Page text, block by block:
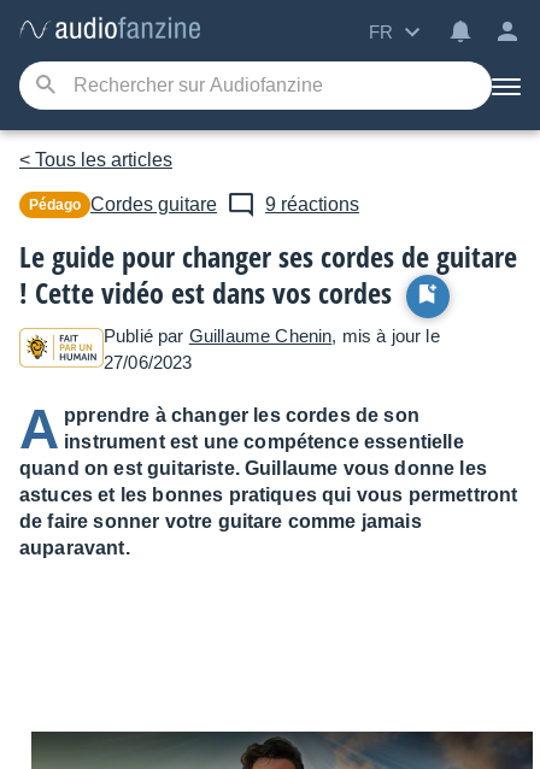
FR
< Tous les articles
Pédago Cordes guitare 9 réactions
Le guide pour changer ses cordes de guitare
! Cette vidéo est dans vos cordes
Publié par Guillaume Chenin, mis à jour le
27/06/2023
A pprendre à changer les cordes de son
instrument est une compétence essentielle
quand on est guitariste. Guillaume vous donne les
astuces et les bonnes pratiques qui vous permettront
de faire sonner votre guitare comme jamais
auparavant.